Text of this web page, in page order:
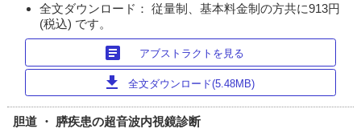
全文ダウンロード： 従量制、基本料金制の方共に913円
(税込) です。
article アブストラクトを見る
download 全文ダウンロード(5.48MB)
胆道 ・ 膵疾患の超音波内視鏡診断